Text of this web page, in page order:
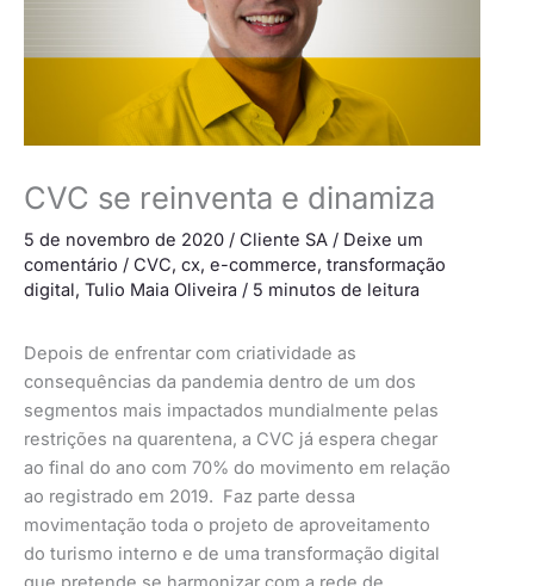
CVC se reinventa e dinamiza
5 de novembro de 2020 / Cliente SA / Deixe um
comentário / CVC, cx, e-commerce, transformação
digital, Tulio Maia Oliveira / 5 minutos de leitura
Depois de enfrentar com criatividade as
consequências da pandemia dentro de um dos
segmentos mais impactados mundialmente pelas
restrições na quarentena, a CVC já espera chegar
ao final do ano com 70% do movimento em relação
ao registrado em 2019. Faz parte dessa
movimentação toda o projeto de aproveitamento
do turismo interno e de uma transformação digital